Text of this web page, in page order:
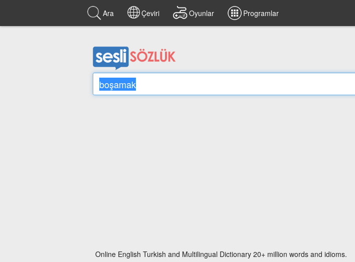
Ara Çeviri Oyunlar Programlar
Online English Turkish and Multilingual Dictionary 20+ million words and idioms.